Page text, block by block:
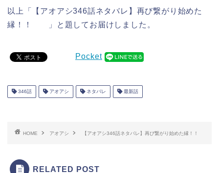
以上「【アオアシ346話ネタバレ】再び繋がり始めた
縁！！ 」と題してお届けしました。
Pocket
346話 アオアシ ネタバレ 最新話
HOME アオアシ 【アオアシ346話ネタバレ】再び繋がり始めた縁！！
RELATED POST